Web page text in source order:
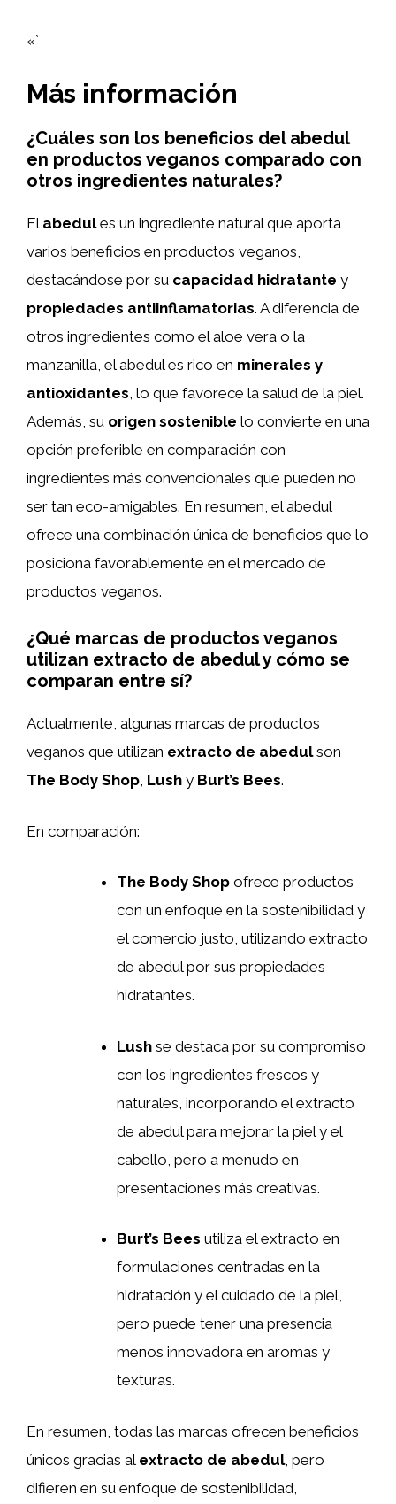
«`
Más información
¿Cuáles son los beneficios del abedul
en productos veganos comparado con
otros ingredientes naturales?
El abedules un ingrediente natural que aporta
varios beneficios en productos veganos,
destacándose por su capacidad hidratante y
propiedades antiinflamatorias. A diferencia de
otros ingredientes como el aloe vera o la
manzanilla, el abedul es rico en minerales y
antioxidantes , lo que favorece la salud de la piel.
Además, su origen sostenible lo convierte en una
opción preferible en comparación con
ingredientes más convencionales que pueden no
ser tan eco-amigables. En resumen, el abedul
ofrece una combinación única de beneficios que lo
posiciona favorablemente en el mercado de
productos veganos.
¿Qué marcas de productos veganos
utilizan extracto de abedul y cómo se
comparan entre sí?
Actualmente, algunas marcas de productos
veganos que utilizan extracto de abedulson
The Body Shop, Lush y Burt’s Bees.
En comparación:
The Body Shop ofrece productos
con un enfoque en la sostenibilidad y
el comercio justo, utilizando extracto
de abedul por sus propiedades
hidratantes.
Lush se destaca por su compromiso
con los ingredientes frescos y
naturales, incorporando el extracto
de abedul para mejorar la piel y el
cabello, pero a menudo en
presentaciones más creativas.
Burt’s Bees utiliza el extracto en
formulaciones centradas en la
hidratación y el cuidado de la piel,
pero puede tener una presencia
menos innovadora en aromas y
texturas.
En resumen, todas las marcas ofrecen beneficios
únicos gracias al extracto de abedul, pero
difieren en su enfoque de sostenibilidad,